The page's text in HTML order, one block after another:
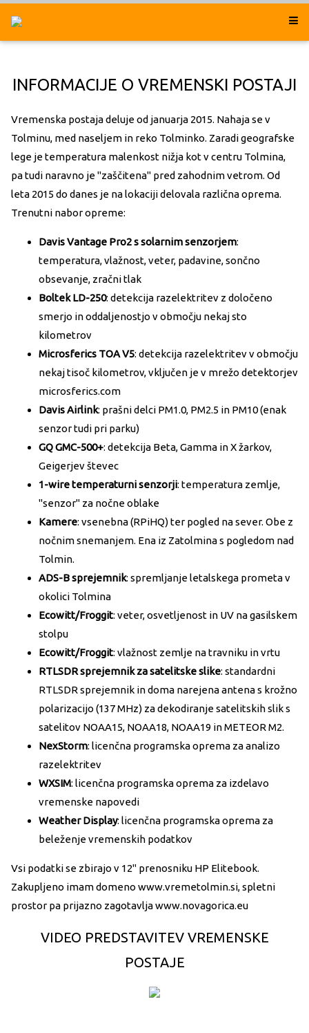
INFORMACIJE O VREMENSKI POSTAJI
Vremenska postaja deluje od januarja 2015. Nahaja se v
Tolminu, med naseljem in reko Tolminko. Zaradi geografske
lege je temperatura malenkost nižja kot v centru Tolmina,
pa tudi naravno je "zaščitena" pred zahodnim vetrom. Od
leta 2015 do danes je na lokaciji delovala različna oprema.
Trenutni nabor opreme:
Davis Vantage Pro2 s solarnim senzorjem:
temperatura, vlažnost, veter, padavine, sončno
obsevanje, zračni tlak
Boltek LD-250: detekcija razelektritev z določeno
smerjo in oddaljenostjo v območju nekaj sto
kilometrov
Microsferics TOA V5: detekcija razelektritev v območju
nekaj tisoč kilometrov, vključen je v mrežo detektorjev
microsferics.com
Davis Airlink: prašni delci PM1.0, PM2.5 in PM10 (enak
senzor tudi pri parku)
GQ GMC-500+: detekcija Beta, Gamma in X žarkov,
Geigerjev števec
1-wire temperaturni senzorji: temperatura zemlje,
"senzor" za nočne oblake
Kamere: vsenebna (RPiHQ) ter pogled na sever. Obe z
nočnim snemanjem. Ena iz Zatolmina s pogledom nad
Tolmin.
ADS-B sprejemnik: spremljanje letalskega prometa v
okolici Tolmina
Ecowitt/Froggit: veter, osvetljenost in UV na gasilskem
stolpu
Ecowitt/Froggit: vlažnost zemlje na travniku in vrtu
RTLSDR sprejemnik za satelitske slike: standardni
RTLSDR sprejemnik in doma narejena antena s krožno
polarizacijo (137 MHz) za dekodiranje satelitskih slik s
satelitov NOAA15, NOAA18, NOAA19 in METEOR M2.
NexStorm: licenčna programska oprema za analizo
razelektritev
WXSIM: licenčna programska oprema za izdelavo
vremenske napovedi
Weather Display: licenčna programska oprema za
beleženje vremenskih podatkov
Vsi podatki se zbirajo v 12" prenosniku HP Elitebook.
Zakupljeno imam domeno www.vremetolmin.si, spletni
prostor pa prijazno zagotavlja www.novagorica.eu
VIDEO PREDSTAVITEV VREMENSKE
POSTAJE